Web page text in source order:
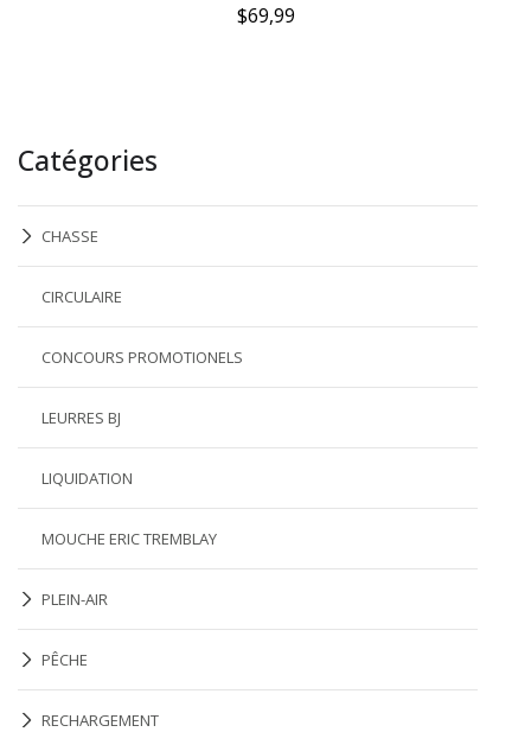
Catégories
CHASSE
CIRCULAIRE
CONCOURS PROMOTIONELS
LEURRES BJ
LIQUIDATION
MOUCHE ERIC TREMBLAY
PLEIN-AIR
PÊCHE
RECHARGEMENT
$69,99